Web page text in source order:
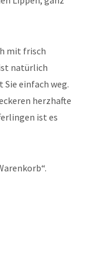
mit frisch
natürlich
einfach weg.
herzhafte
ist es